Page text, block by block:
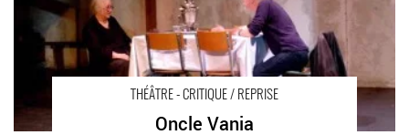
THÉÂTRE - CRITIQUE / REPRISE
Oncle Vania